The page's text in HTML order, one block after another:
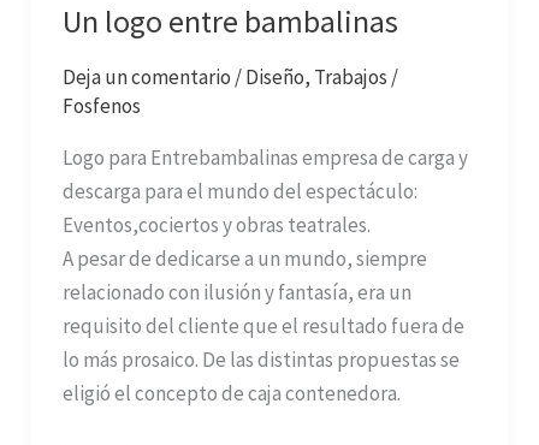
Un logo entre bambalinas
Deja un comentario /Diseño, Trabajos /
Fosfenos
Logo para Entrebambalinas empresa de carga y
descarga para el mundo del espectáculo:
Eventos,cociertos y obras teatrales.
A pesar de dedicarse a un mundo, siempre
relacionado con ilusión y fantasía, era un
requisito del cliente que el resultado fuera de
lo más prosaico. De las distintas propuestas se
eligió el concepto de caja contenedora.